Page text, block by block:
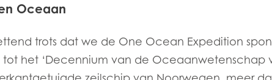
Oceaan
trots dat we de One Ocean Expedition
het ‘Decennium van de Oceaanwetenschap